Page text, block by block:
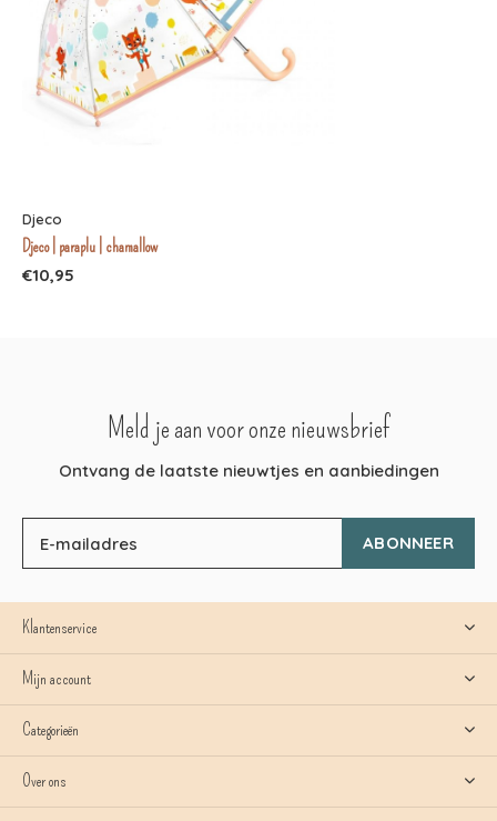
Djeco
Djeco | paraplu | chamallow
€10,95
Meld je aan voor onze nieuwsbrief
Ontvang de laatste nieuwtjes en aanbiedingen
ABONNEER
Klantenservice
Mijn account
Categorieën
Over ons